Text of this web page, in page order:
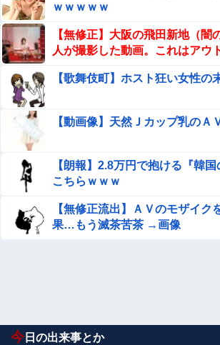
ｗｗｗｗｗ
【無修正】大阪の飛田新地（闇
人が撮影した動画。これはアウ
【歌舞伎町】ホスト狂い女性
【動画像】天然Ｊカップ乳のＡ
【朗報】2.8万円で抱ける『韓
こちらｗｗｗ
【無修正流出】ＡＶのモザイク
果…もう滅茶苦茶 →画像
今 日の出来事とか